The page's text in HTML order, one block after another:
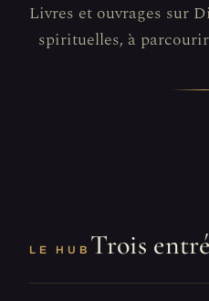
Livres et ouvrages sur
spirituelles, à
LE HUB Trois